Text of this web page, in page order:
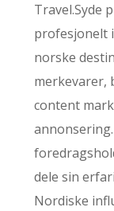
Travel.Syde
profesjonelt
norske
merkevarer,
content
dele sin
Nordiske